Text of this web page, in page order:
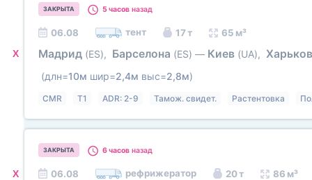
X
ЗАКРЫТА 5 часов назад
06.08 тент 17 т 65 м³
Мадрид (ES), Барселона (ES) — Киев (UA),
(длн=10м шир=2,4м выс=2,8м)
CMR T1 ADR: 2-9 Тамож. свидет. Растентовка
X
ЗАКРЫТА 6 часов назад
06.08 рефрижератор 20 т 86 м³